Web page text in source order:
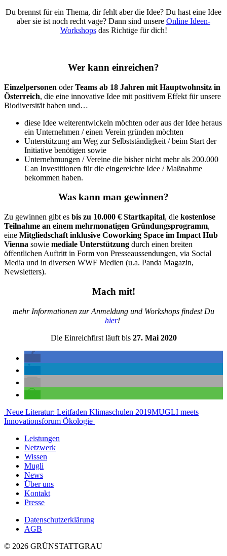
Du brennst für ein Thema, dir fehlt aber die Idee? Du hast eine Idee
aber sie ist noch recht vage? Dann sind unsere Online Ideen-
Workshopsdas Richtige für dich!
Wer kann einreichen?
Einzelpersonen oderTeams ab 18 Jahren mit Hauptwohnsitz in
Österreich, die eine innovative Idee mit positivem Effekt für unsere
Biodiversität haben und…
diese Idee weiterentwickeln möchten oder aus der Idee heraus
ein Unternehmen / einen Verein gründen möchten
Unterstützung am Weg zur Selbstständigkeit / beim Start der
Initiative benötigen sowie
Unternehmungen / Vereine die bisher nicht mehr als 200.000
€ an Investitionen für die eingereichte Idee / Maßnahme
bekommen haben.
Was kann man gewinnen?
Zu gewinnen gibt es bis zu 10.000 € Startkapital, die kostenlose
Teilnahme an einem mehrmonatigen Gründungsprogramm,
eine Mitgliedschaft inklusive Coworking Space im Impact Hub
Vienna sowie mediale Unterstützung durch einen breiten
öffentlichen Auftritt in Form von Presseaussendungen, via Social
Media und in diversen WWF Medien (u.a. Panda Magazin,
Newsletters).
Mach mit!
mehr Informationen zur Anmeldung und Workshops findest Du
hier!
Die Einreichfirst läuft bis 27. Mai 2020
Beitragsnavigation
Neue Literatur: Leitfaden Klimaschulen 2019MUGLI meets
Innovationsforum Ökologie
Leistungen
Netzwerk
Wissen
Mugli
News
Über uns
Kontakt
Presse
Datenschutzerklärung
AGB
© 2026 GRÜNSTATTGRAU